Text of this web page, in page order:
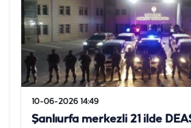
10-06-2026 14:49
Şanlıurfa merkezli 21 ilde